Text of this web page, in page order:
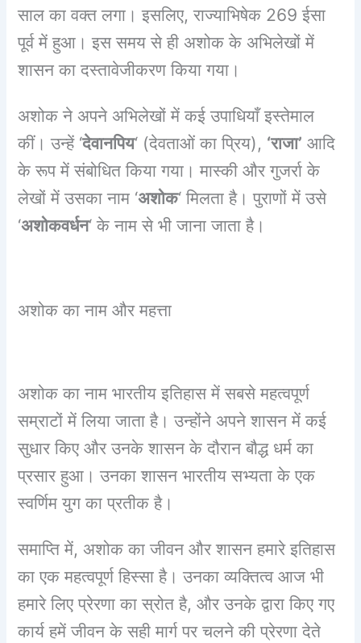
साल का वक्त लगा। इसलिए, राज्याभिषेक 269 ईसा
पूर्व में हुआ। इस समय से ही अशोक के अभिलेखों में
शासन का दस्तावेजीकरण किया गया।
अशोक ने अपने अभिलेखों में कई उपाधियाँ इस्तेमाल
कीं। उन्हें ‘देवानपिय‘ (देवताओं का प्रिय), ‘राजा’ आदि
के रूप में संबोधित किया गया। मास्की और गुजर्रा के
लेखों में उसका नाम ‘अशोक‘ मिलता है। पुराणों में उसे
‘अशोकवर्धन‘ के नाम से भी जाना जाता है।
अशोक का नाम और महत्ता
अशोक का नाम भारतीय इतिहास में सबसे महत्वपूर्ण
सम्राटों में लिया जाता है। उन्होंने अपने शासन में कई
सुधार किए और उनके शासन के दौरान बौद्ध धर्म का
प्रसार हुआ। उनका शासन भारतीय सभ्यता के एक
स्वर्णिम युग का प्रतीक है।
समाप्ति में, अशोक का जीवन और शासन हमारे इतिहास
का एक महत्वपूर्ण हिस्सा है। उनका व्यक्तित्व आज भी
हमारे लिए प्रेरणा का स्रोत है, और उनके द्वारा किए गए
कार्य हमें जीवन के सही मार्ग पर चलने की प्रेरणा देते